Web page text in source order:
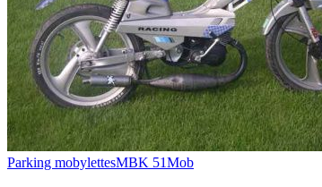
Parking mobylettesMBK 51Mob